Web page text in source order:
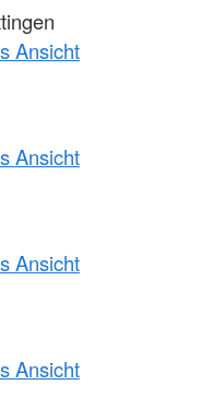
Ansicht
Ansicht
Ansicht
Ansicht